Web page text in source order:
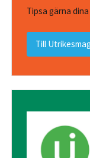
Tipsa gärna
Till